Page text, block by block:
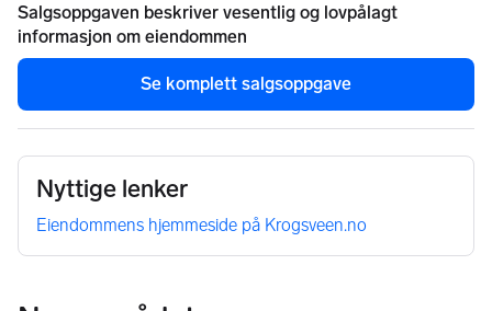
Salgsoppgaven beskriver vesentlig og lovpålagt
informasjon om eiendommen
Se komplett salgsoppgave
Nyttige lenker
Eiendommens hjemmeside på Krogsveen.no